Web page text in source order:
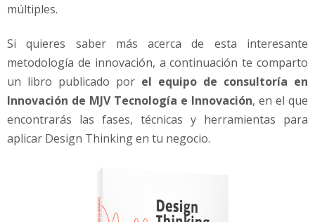
múltiples.
Si quieres saber más acerca de esta interesante
metodología de innovación, a continuación te comparto
un libro publicado por el equipo de consultoría en
Innovación de MJV Tecnología e Innovación, en el que
encontrarás las fases, técnicas y herramientas para
aplicar Design Thinking en tu negocio.